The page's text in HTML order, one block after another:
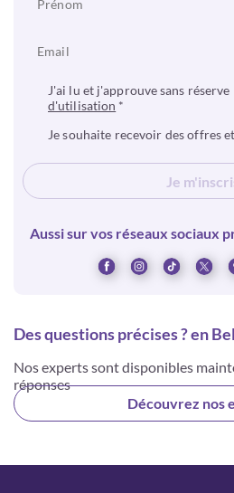
J'ai lu et j'approuve sans réserve
d'utilisation *
Je souhaite recevoir des offres
Je
Aussi sur vos réseaux sociaux
Des questions précises ? en
Nos experts sont disponibles
réponses
Découvrez nos